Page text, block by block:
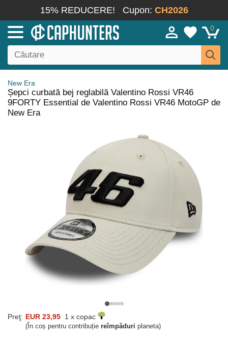
15% REDUCERE! Cupon: CH2026
0
New Era
Șepci curbată bej reglabilă Valentino Rossi VR46
9FORTY Essential de Valentino Rossi VR46 MotoGP de
New Era
Preţ: EUR 23,95 1 x copac
(În coș pentru contribuție reîmpăduri planeta)